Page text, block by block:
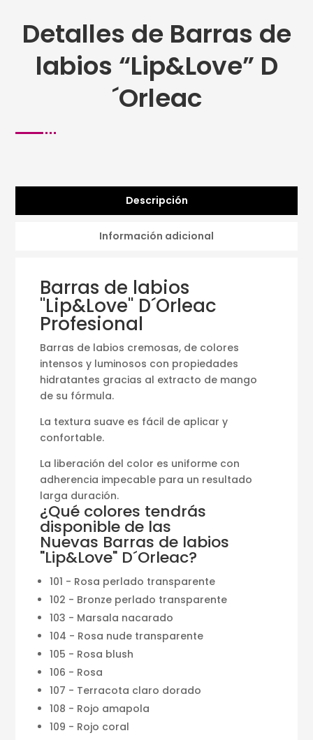
Detalles de Barras de
labios “Lip&Love” D
´Orleac
Descripción
Información adicional
Barras de labios
"Lip&Love" D´Orleac
Profesional
Barras de labios cremosas, de colores
intensos y luminosos con propiedades
hidratantes gracias al extracto de mango
de su fórmula.
La textura suave es fácil de aplicar y
confortable.
La liberación del color es uniforme con
adherencia impecable para un resultado
larga duración.
¿Qué colores tendrás
disponible de las
Nuevas Barras de labios
"Lip&Love" D´Orleac?
101 - Rosa perlado transparente
102 - Bronze perlado transparente
103 - Marsala nacarado
104 - Rosa nude transparente
105 - Rosa blush
106 - Rosa
107 - Terracota claro dorado
108 - Rojo amapola
109 - Rojo coral